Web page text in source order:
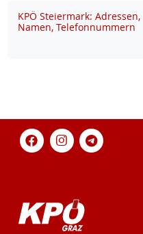
KPÖ Steiermark: Adressen,
Namen, Telefonnummern